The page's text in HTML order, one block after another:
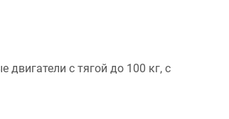
с тягой до 100 кг, с